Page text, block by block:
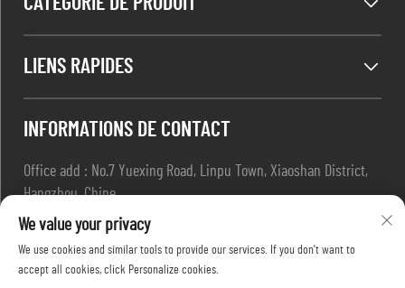
LIENS RAPIDES
INFORMATIONS DE CONTACT
Office add : No.7 Yuexing Road, Linpu Town, Xiaoshan District,
Hangzhou, Chine
E-mail :[email protected]
+86-13967169961
We value your privacy
We use cookies and similar tools to provide our services. If you don't want to
accept all cookies, click Personalize cookies.